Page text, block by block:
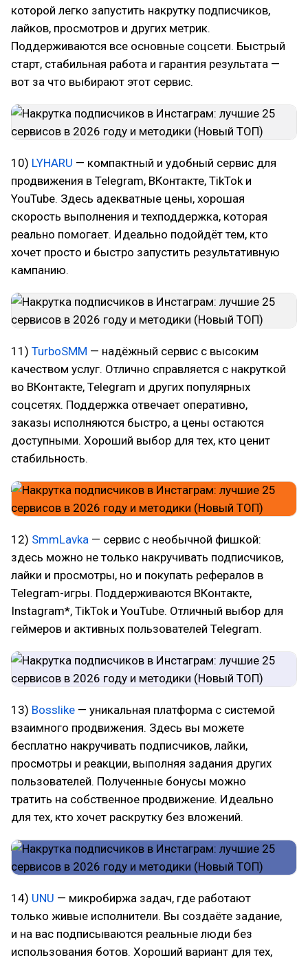
которой легко запустить накрутку подписчиков,
лайков, просмотров и других метрик.
Поддерживаются все основные соцсети. Быстрый
старт, стабильная работа и гарантия результата —
вот за что выбирают этот сервис.
10) LYHARU — компактный и удобный сервис для
продвижения в Telegram, ВКонтакте, TikTok и
YouTube. Здесь адекватные цены, хорошая
скорость выполнения и техподдержка, которая
реально помогает. Идеально подойдёт тем, кто
хочет просто и быстро запустить результативную
кампанию.
11) TurboSMM — надёжный сервис с высоким
качеством услуг. Отлично справляется с накруткой
во ВКонтакте, Telegram и других популярных
соцсетях. Поддержка отвечает оперативно,
заказы исполняются быстро, а цены остаются
доступными. Хороший выбор для тех, кто ценит
стабильность.
12) SmmLavka — сервис с необычной фишкой:
здесь можно не только накручивать подписчиков,
лайки и просмотры, но и покупать рефералов в
Telegram-игры. Поддерживаются ВКонтакте,
Instagram*, TikTok и YouTube. Отличный выбор для
геймеров и активных пользователей Telegram.
13) Bosslike — уникальная платформа с системой
взаимного продвижения. Здесь вы можете
бесплатно накручивать подписчиков, лайки,
просмотры и реакции, выполняя задания других
пользователей. Полученные бонусы можно
тратить на собственное продвижение. Идеально
для тех, кто хочет раскрутку без вложений.
14) UNU — микробиржа задач, где работают
только живые исполнители. Вы создаёте задание,
и на вас подписываются реальные люди без
использования ботов. Хороший вариант для тех,